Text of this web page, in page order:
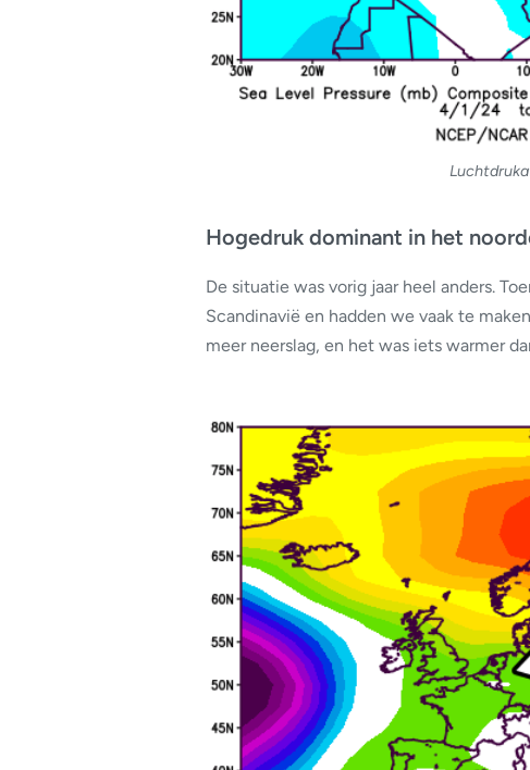
Hogedruk dominant in het
De situatie was vorig jaar heel anders.
Scandinavië en hadden we vaak te
meer neerslag, en het was iets warmer